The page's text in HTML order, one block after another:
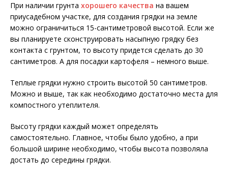
При наличии грунта хорошего качества на вашем
приусадебном участке, для создания грядки на земле
можно ограничиться 15-сантиметровой высотой. Если же
вы планируете сконструировать насыпную грядку без
контакта с грунтом, то высоту придется сделать до 30
сантиметров. А для посадки картофеля – немного выше.
Теплые грядки нужно строить высотой 50 сантиметров.
Можно и выше, так как необходимо достаточно места для
компостного утеплителя.
Высоту грядки каждый может определять
самостоятельно. Главное, чтобы было удобно, а при
большой ширине необходимо, чтобы высота позволяла
достать до середины грядки.